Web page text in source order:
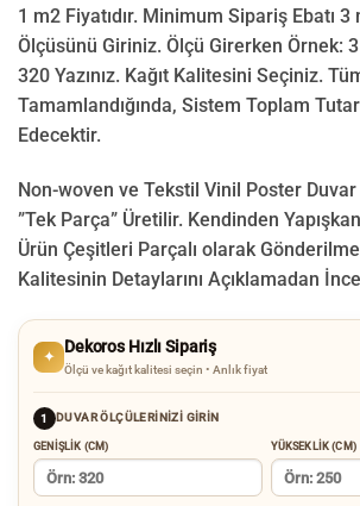
1 m2 Fiyatıdır. Minimum Sipariş Ebatı 3
Ölçüsünü Giriniz. Ölçü Girerken Örnek:
320 Yazınız. Kağıt Kalitesini Seçiniz.
Tamamlandığında, Sistem Toplam
Edecektir.
Non-woven ve Tekstil Vinil Poster Duvar
”Tek Parça” Üretilir. Kendinden
Ürün Çeşitleri Parçalı olarak
Kalitesinin Detaylarını Açıklamadan
✦
Dekoros Hızlı Sipariş
Ölçü ve kağıt kalitesi seçin • Anlık fiyat
1 DUVAR ÖLÇÜLERINIZI GIRIN
GENIŞLIK (CM) YÜKSEKLIK (CM)